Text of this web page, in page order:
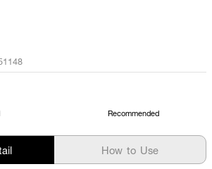
Recommended
How to Use